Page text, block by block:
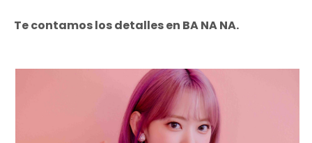
Te contamos los detalles en BA NA NA.